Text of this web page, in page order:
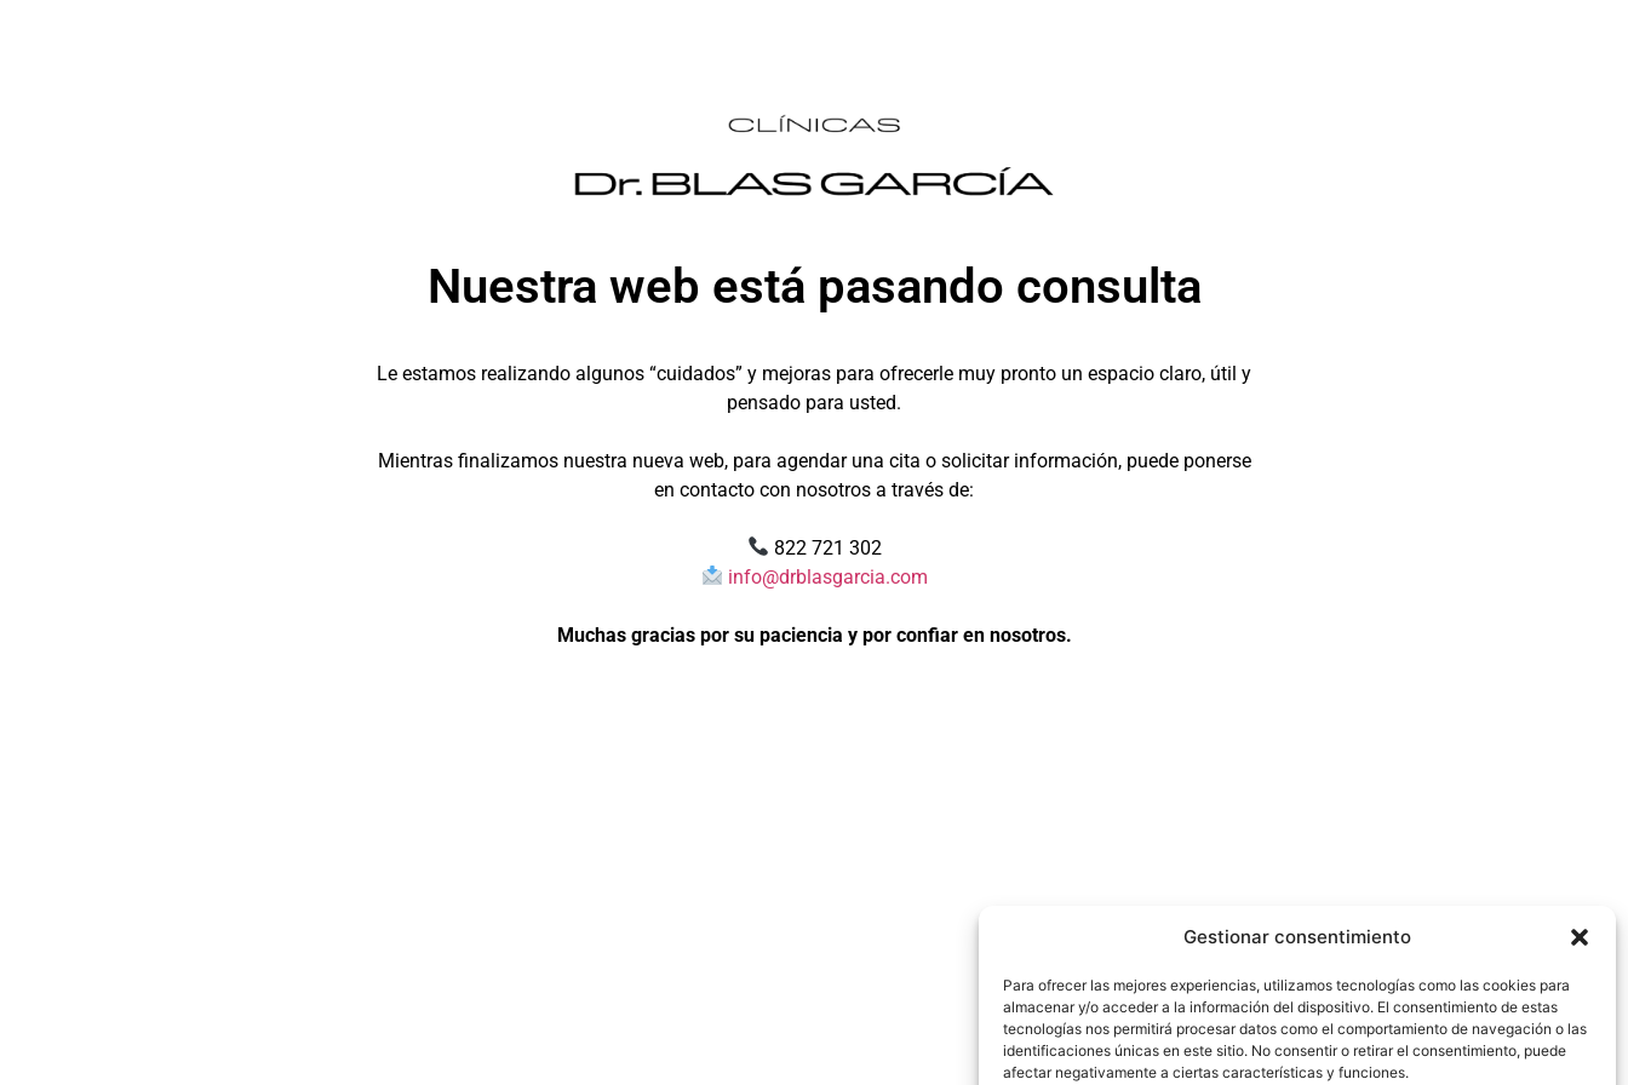
Gestionar consentimiento
Para ofrecer las mejores experiencias, utilizamos tecnologías como las cookies para
almacenar y/o acceder a la información del dispositivo. El consentimiento de estas
tecnologías nos permitirá procesar datos como el comportamiento de navegación o las
identificaciones únicas en este sitio. No consentir o retirar el consentimiento, puede
afectar negativamente a ciertas características y funciones.
Nuestra web está pasando consulta
Le estamos realizando algunos “cuidados” y mejoras para ofrecerle muy pronto un espacio claro, útil y
pensado para usted.
Mientras finalizamos nuestra nueva web, para agendar una cita o solicitar información, puede ponerse
en contacto con nosotros a través de:
822 721 302
info@drblasgarcia.com
Muchas gracias por su paciencia y por confiar en nosotros.